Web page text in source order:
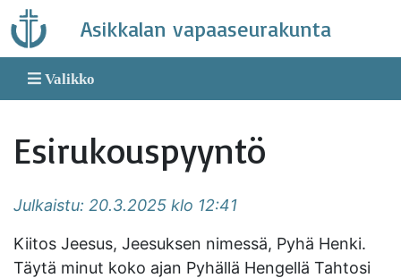
Skip
to
content
Asikkalan vapaaseurakunta
Valikko
Esirukouspyyntö
Julkaistu: 20.3.2025 klo 12:41
Kiitos Jeesus, Jeesuksen nimessä, Pyhä Henki.
Täytä minut koko ajan Pyhällä Hengellä Tahtosi